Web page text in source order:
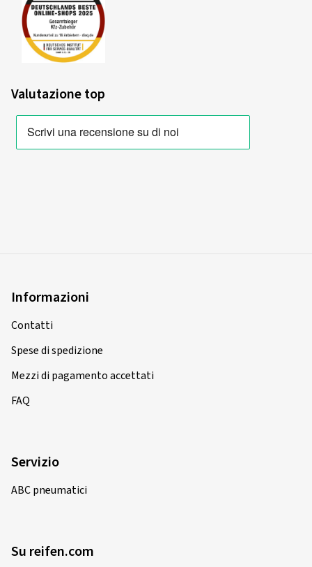
Valutazione top
Informazioni
Contatti
Spese di spedizione
Mezzi di pagamento accettati
FAQ
Servizio
ABC pneumatici
Su reifen.com